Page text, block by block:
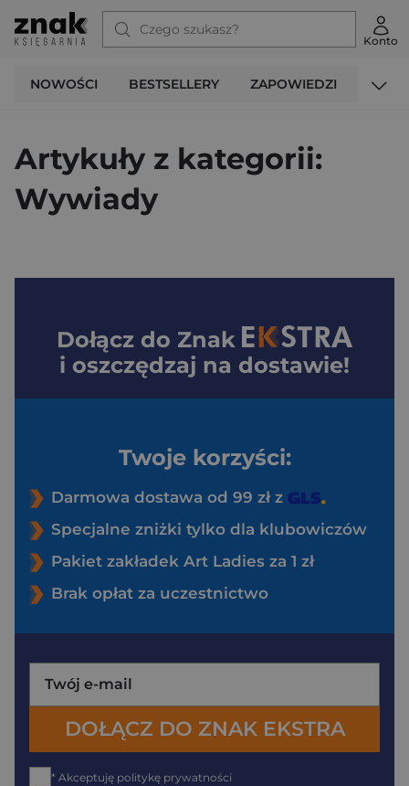
Konto
NOWOŚCI BESTSELLERY ZAPOWIEDZI
Artykuły z kategorii:
Wywiady
Dołącz do Znak
i oszczędzaj na dostawie!
Twoje korzyści:
Darmowa dostawa od 99 zł z
Specjalne zniżki tylko dla klubowiczów
Pakiet zakładek Art Ladies za 1 zł
Brak opłat za uczestnictwo
* Akceptuję politykę prywatności